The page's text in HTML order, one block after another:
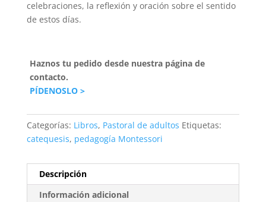
celebraciones, la reflexión y oración sobre el sentido
de estos días.
Haznos tu pedido desde nuestra página de
contacto.
PÍDENOSLO >
Categorías: Libros, Pastoral de adultos Etiquetas:
catequesis, pedagogía Montessori
Descripción
Información adicional